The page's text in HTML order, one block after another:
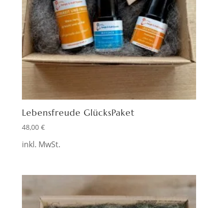
Lebensfreude GlücksPaket
48,00 €
inkl. MwSt.